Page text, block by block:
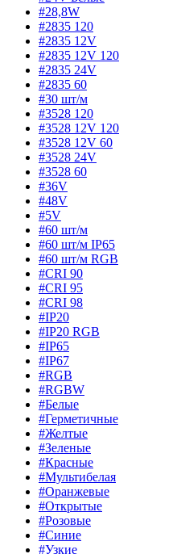
#28,8W
#2835 120
#2835 12V
#2835 12V 120
#2835 24V
#2835 60
#30 шт/м
#3528 120
#3528 12V 120
#3528 12V 60
#3528 24V
#3528 60
#36V
#48V
#5V
#60 шт/м
#60 шт/м IP65
#60 шт/м RGB
#CRI 90
#CRI 95
#CRI 98
#IP20
#IP20 RGB
#IP65
#IP67
#RGB
#RGBW
#Белые
#Герметичные
#Желтые
#Зеленые
#Красные
#Мультибелая
#Оранжевые
#Открытые
#Розовые
#Синие
#Узкие